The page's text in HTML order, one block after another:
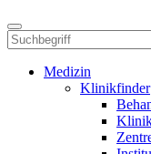
Medizin
Klinikfinder